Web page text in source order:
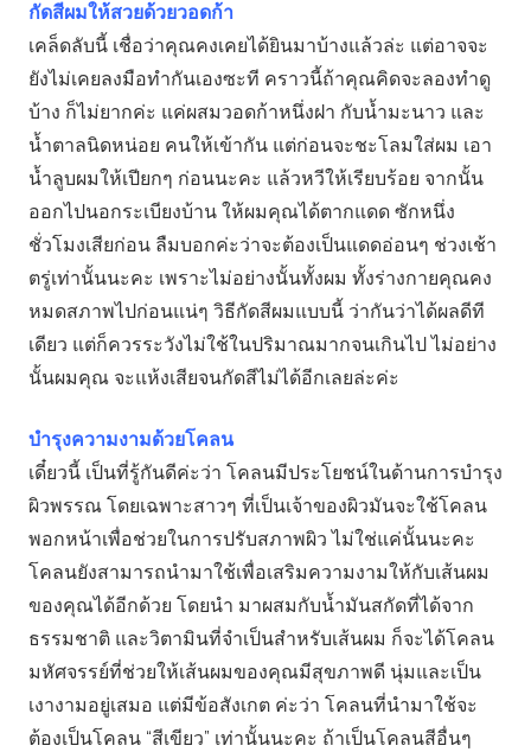
กัดสีผมให้สวยด้วยวอดก้า
เคล็ดลับนี้ เชื่อว่าคุณคงเคยได้ยินมาบ้างแล้วล่ะ แต่อาจจะ
ยังไม่เคยลงมือทำกันเองซะที คราวนี้ถ้าคุณคิดจะลองทำดู
บ้าง ก็ไม่ยากค่ะ แค่ผสมวอดก้าหนึ่งฝา กับน้ำมะนาว และ
น้ำตาลนิดหน่อย คนให้เข้ากัน แต่ก่อนจะชะโลมใส่ผม เอา
น้ำลูบผมให้เปียกๆ ก่อนนะคะ แล้วหวีให้เรียบร้อย จากนั้น
ออกไปนอกระเบียงบ้าน ให้ผมคุณได้ตากแดด ซักหนึ่ง
ชั่วโมงเสียก่อน ลืมบอกค่ะว่าจะต้องเป็นแดดอ่อนๆ ช่วงเช้า
ตรู่เท่านั้นนะคะ เพราะไม่อย่างนั้นทั้งผม ทั้งร่างกายคุณคง
หมดสภาพไปก่อนแน่ๆ วิธีกัดสีผมแบบนี้ ว่ากันว่าได้ผลดีที
เดียว แต่ก็ควรระวังไม่ใช้ในปริมาณมากจนเกินไป ไม่อย่าง
นั้นผมคุณ จะแห้งเสียจนกัดสีไม่ได้อีกเลยล่ะค่ะ
บำรุงความงามด้วยโคลน
เดี๋ยวนี้ เป็นที่รู้กันดีค่ะว่า โคลนมีประโยชน์ในด้านการบำรุง
ผิวพรรณ โดยเฉพาะสาวๆ ที่เป็นเจ้าของผิวมันจะใช้โคลน
พอกหน้าเพื่อช่วยในการปรับสภาพผิว ไม่ใช่แค่นั้นนะคะ
โคลนยังสามารถนำมาใช้เพื่อเสริมความงามให้กับเส้นผม
ของคุณได้อีกด้วย โดยนำ มาผสมกับน้ำมันสกัดที่ได้จาก
ธรรมชาติ และวิตามินที่จำเป็นสำหรับเส้นผม ก็จะได้โคลน
มหัศจรรย์ที่ช่วยให้เส้นผมของคุณมีสุขภาพดี นุ่มและเป็น
เงางามอยู่เสมอ แต่มีข้อสังเกต ค่ะว่า โคลนที่นำมาใช้จะ
ต้องเป็นโคลน “สีเขียว” เท่านั้นนะคะ ถ้าเป็นโคลนสีอื่นๆ